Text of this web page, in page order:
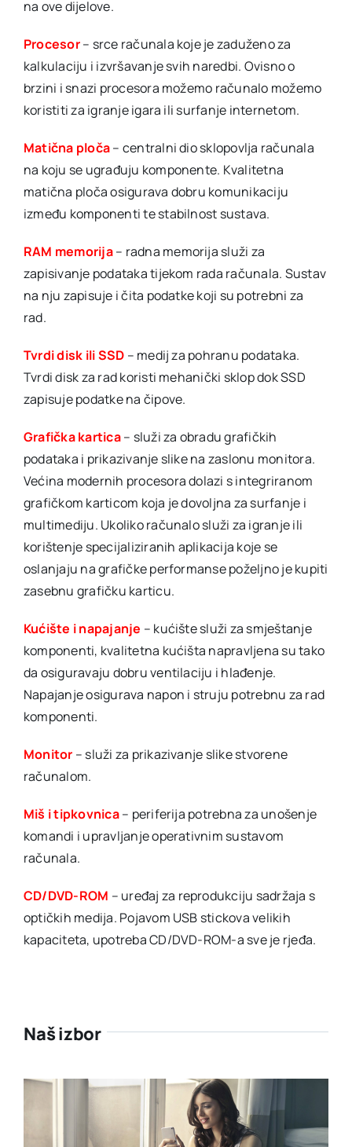
na ove dijelove.
Procesor– srce računala koje je zaduženo za
kalkulaciju i izvršavanje svih naredbi. Ovisno o
brzini i snazi procesora možemo računalo možemo
koristiti za igranje igara ili surfanje internetom.
Matična ploča– centralni dio sklopovlja računala
na koju se ugrađuju komponente. Kvalitetna
matična ploča osigurava dobru komunikaciju
između komponenti te stabilnost sustava.
RAM memorija– radna memorija služi za
zapisivanje podataka tijekom rada računala. Sustav
na nju zapisuje i čita podatke koji su potrebni za
rad.
Tvrdi disk ili SSD – medij za pohranu podataka.
Tvrdi disk za rad koristi mehanički sklop dok SSD
zapisuje podatke na čipove.
Grafička kartica– služi za obradu grafičkih
podataka i prikazivanje slike na zaslonu monitora.
Većina modernih procesora dolazi s integriranom
grafičkom karticom koja je dovoljna za surfanje i
multimediju. Ukoliko računalo služi za igranje ili
korištenje specijaliziranih aplikacija koje se
oslanjaju na grafičke performanse poželjno je kupiti
zasebnu grafičku karticu.
Kućište i napajanje – kućište služi za smještanje
komponenti, kvalitetna kućišta napravljena su tako
da osiguravaju dobru ventilaciju i hlađenje.
Napajanje osigurava napon i struju potrebnu za rad
komponenti.
Monitor – služi za prikazivanje slike stvorene
računalom.
Miš i tipkovnica– periferija potrebna za unošenje
komandi i upravljanje operativnim sustavom
računala.
CD/DVD-ROM – uređaj za reprodukciju sadržaja s
optičkih medija. Pojavom USB stickova velikih
kapaciteta, upotreba CD/DVD-ROM-a sve je rjeđa.
Naš izbor